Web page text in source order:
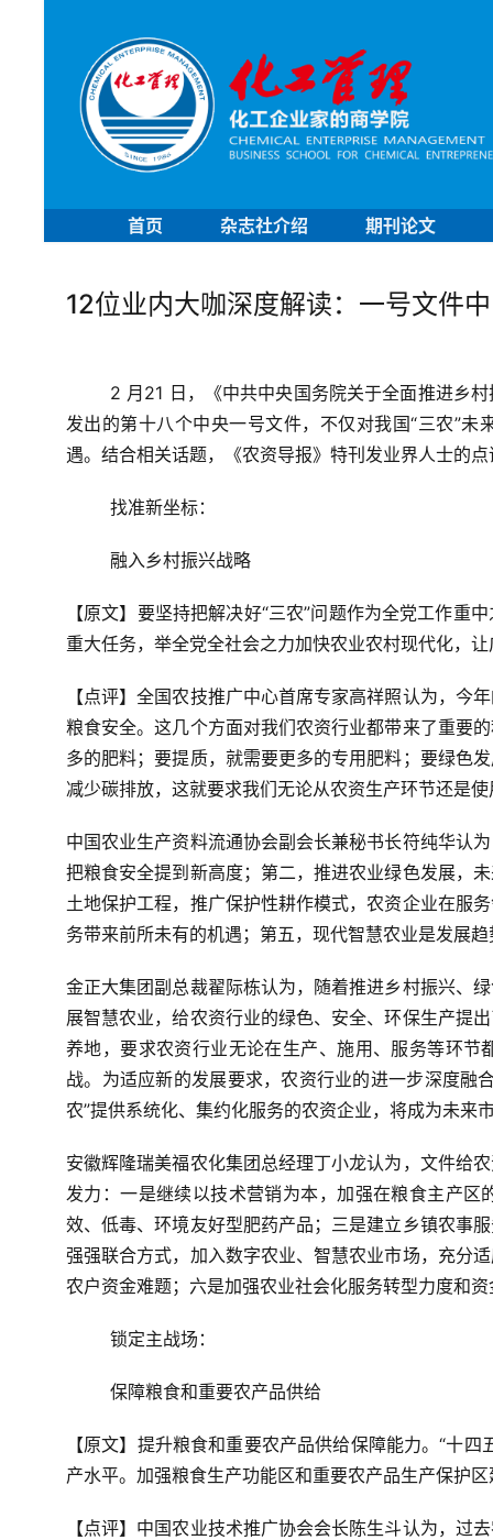
首页 杂志社介绍 期刊论文
12位业内大咖深度解读：一号文件
2 月21 日，《中共中央国务院关于全面推进乡
发出的第十八个中央一号文件，不仅对我国“三农”
遇。结合相关话题，《农资导报》特刊发业界人士的
找准新坐标：
融入乡村振兴战略
【原文】要坚持把解决好“三农”问题作为全党工作
重大任务，举全党全社会之力加快农业农村现代化，
【点评】全国农技推广中心首席专家高祥照认为，今
粮食安全。这几个方面对我们农资行业都带来了重要
多的肥料；要提质，就需要更多的专用肥料；要绿色
减少碳排放，这就要求我们无论从农资生产环节还是
中国农业生产资料流通协会副会长兼秘书长符纯华认
把粮食安全提到新高度；第二，推进农业绿色发展，
土地保护工程，推广保护性耕作模式，农资企业在服
务带来前所未有的机遇；第五，现代智慧农业是发展趋
金正大集团副总裁翟际栋认为，随着推进乡村振兴、
展智慧农业，给农资行业的绿色、安全、环保生产提
养地，要求农资行业无论在生产、施用、服务等环
战。为适应新的发展要求，农资行业的进一步深度融
农”提供系统化、集约化服务的农资企业，将成为未来
安徽辉隆瑞美福农化集团总经理丁小龙认为，文件给
发力：一是继续以技术营销为本，加强在粮食主产
效、低毒、环境友好型肥药产品；三是建立乡镇农事
强强联合方式，加入数字农业、智慧农业市场，充分
农户资金难题；六是加强农业社会化服务转型力度和
锁定主战场：
保障粮食和重要农产品供给
【原文】提升粮食和重要农产品供给保障能力。“十
产水平。加强粮食生产功能区和重要农产品生产保护
【点评】中国农业技术推广协会会长陈生斗认为，过